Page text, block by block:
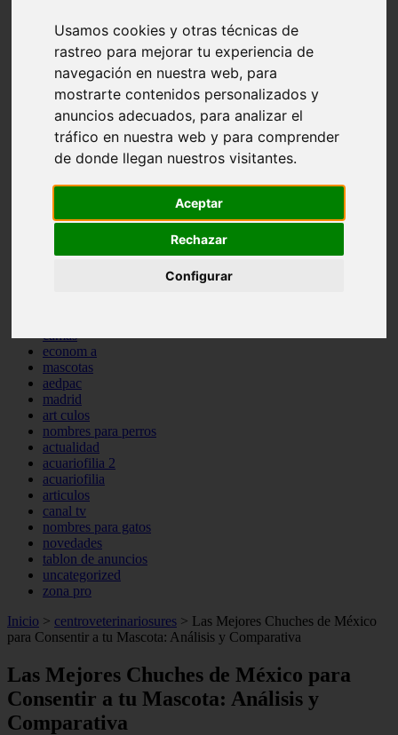
Usamos cookies y otras técnicas de
rastreo para mejorar tu experiencia de
navegación en nuestra web, para
mostrarte contenidos personalizados y
anuncios adecuados, para analizar el
tráfico en nuestra web y para comprender
de donde llegan nuestros visitantes.
Aceptar
Rechazar
Configurar
protagonistas
reptiles
adopci n
ferias
higiene
snacks
acuario
iberzoo propet
estanques
conejos
navidad
camas
econom a
mascotas
aedpac
madrid
art culos
nombres para perros
actualidad
acuariofilia 2
acuariofilia
articulos
canal tv
nombres para gatos
novedades
tablon de anuncios
uncategorized
zona pro
Inicio > centroveterinariosures > Las Mejores Chuches de México
para Consentir a tu Mascota: Análisis y Comparativa
Las Mejores Chuches de México para
Consentir a tu Mascota: Análisis y
Comparativa